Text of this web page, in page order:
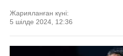
Жарияланған күні:
5 шілде 2024, 12:36